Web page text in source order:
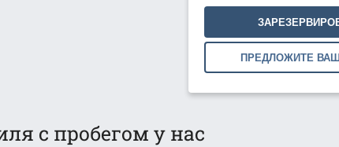
ПРЕДЛОЖИТЕ
с пробегом у нас